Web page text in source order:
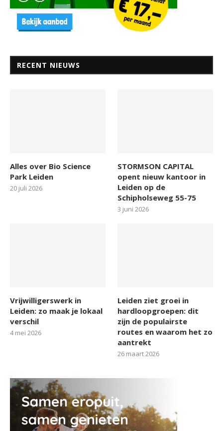
RECENT NIEUWS
Alles over Bio Science
Park Leiden
20 juli 2026
STORMSON CAPITAL
opent nieuw kantoor in
Leiden op de
Schipholseweg 55-75
3 juni 2026
Vrijwilligerswerk in
Leiden: zo maak je lokaal
verschil
4 mei 2026
Leiden ziet groei in
hardloopgroepen: dit
zijn de populairste
routes en waarom het zo
aantrekt
26 maart 2026